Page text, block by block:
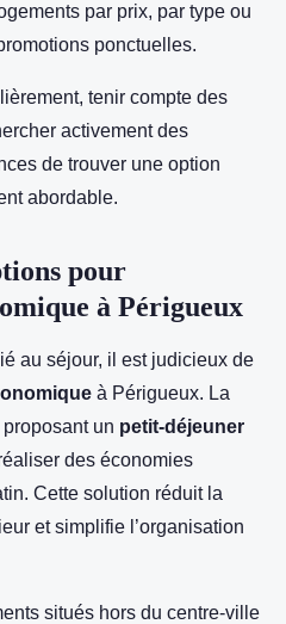
par prix, par type ou
ponctuelles.
tenir compte des
activement des
de trouver une option
abordable.
pour
à Périgueux
au séjour, il est judicieux de
à Périgueux. La
un petit-déjeuner
des économies
Cette solution réduit la
et simplifie l’organisation
situés hors du centre-ville